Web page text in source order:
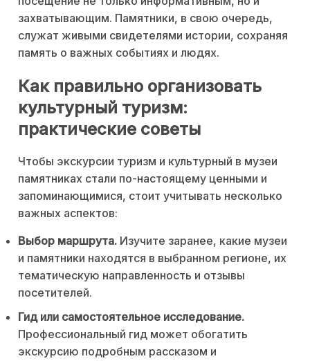
захватывающим. Памятники, в свою очередь,
служат живыми свидетелями истории, сохраняя
память о важных событиях и людях.
Как правильно организовать
культурный туризм:
практические советы
Чтобы экскурсии туризм и культурный в музеи
памятниках стали по-настоящему ценными и
запоминающимися, стоит учитывать несколько
важных аспектов:
Выбор маршрута. Изучите заранее, какие музеи
и памятники находятся в выбранном регионе, их
тематическую направленность и отзывы
посетителей.
Гид или самостоятельное исследование.
Профессиональный гид может обогатить
экскурсию подробным рассказом и